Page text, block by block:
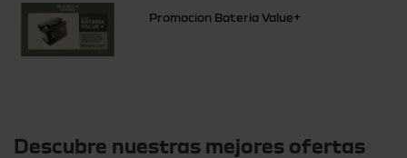
Promocion Bateria Value+
Descubre nuestras mejores ofertas